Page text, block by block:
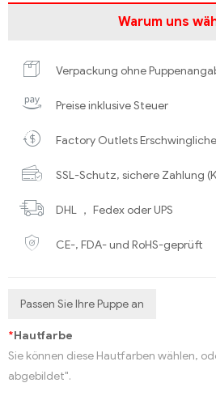
Warum uns
Verpackung ohne
Preise inklusive Steuer
Factory Outlets
SSL-Schutz, sichere Zahlung
DHL ， Fedex oder UPS
CE-, FDA- und RoHS-geprüft
Passen Sie Ihre Puppe an
*Hautfarbe
Sie können diese Hautfarben wählen,
abgebildet".